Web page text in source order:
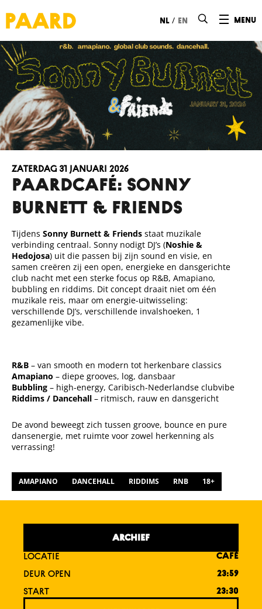
menu
nl / en
Paardcafé: Sonny
Burnett & Friends
zaterdag 31 januari 2026
Tijdens Sonny Burnett & Friends staat muzikale
verbinding centraal. Sonny nodigt DJ’s (Noshie &
Hedojosa) uit die passen bij zijn sound en visie, en
samen creëren zij een open, energieke en dansgerichte
club nacht met een sterke focus op R&B, Amapiano,
bubbling en riddims. Dit concept draait niet om één
muzikale reis, maar om energie-uitwisseling:
verschillende DJ’s, verschillende invalshoeken, 1
gezamenlijke vibe.
R&B – van smooth en modern tot herkenbare classics
Amapiano – diepe grooves, log, dansbaar
Bubbling – high-energy, Caribisch-Nederlandse clubvibe
Riddims / Dancehall – ritmisch, rauw en dansgericht
De avond beweegt zich tussen groove, bounce en pure
dansenergie, met ruimte voor zowel herkenning als
verrassing!
AMAPIANO DANCEHALL RIDDIMS RNB 18+
ARCHIEF
LOCATIE CAFÉ
DEUR OPEN 23:59
START 23:30